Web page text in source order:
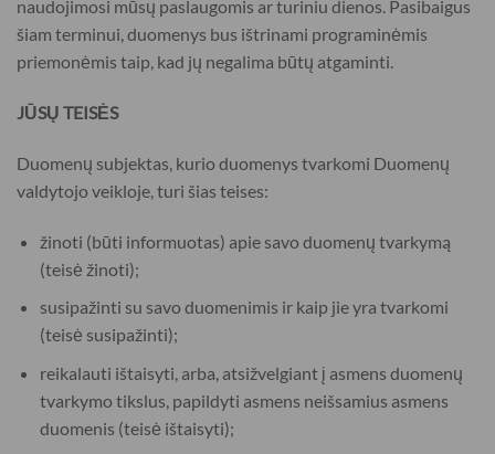
naudojimosi mūsų paslaugomis ar turiniu dienos. Pasibaigus
šiam terminui, duomenys bus ištrinami programinėmis
priemonėmis taip, kad jų negalima būtų atgaminti.
JŪSŲ TEISĖS
Duomenų subjektas, kurio duomenys tvarkomi Duomenų
valdytojo veikloje, turi šias teises:
žinoti (būti informuotas) apie savo duomenų tvarkymą
(teisė žinoti);
susipažinti su savo duomenimis ir kaip jie yra tvarkomi
(teisė susipažinti);
reikalauti ištaisyti, arba, atsižvelgiant į asmens duomenų
tvarkymo tikslus, papildyti asmens neišsamius asmens
duomenis (teisė ištaisyti);